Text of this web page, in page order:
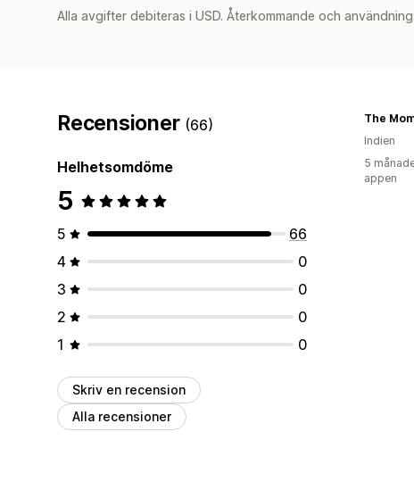
Alla avgifter debiteras i USD. Återkommande och
Recensioner (66)
Helhetsomdöme
5
5
66
4
0
3
0
2
0
1
0
Skriv en recension
Alla recensioner
The
Indien
5
appen